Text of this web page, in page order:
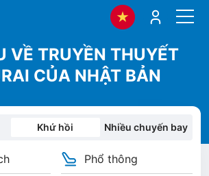
VỀ TRUYỀN THUYẾT
CỦA NHẬT BẢN
Khứ hồi Nhiều chuyến bay
Phổ thông